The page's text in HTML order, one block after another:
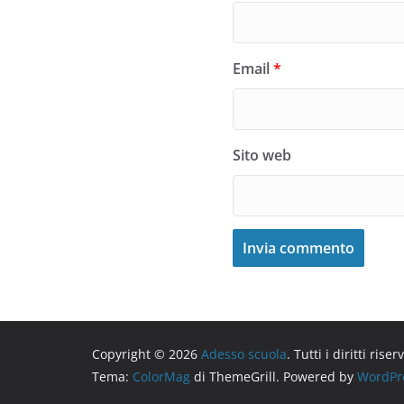
Email*
Sito web
Copyright © 2026 Adesso scuola. Tutti i diritti
Tema: ColorMag di ThemeGrill. Powered by